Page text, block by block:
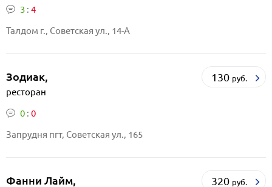
3 : 4
Талдом г., Советская ул., 14-А
130 руб.
Зодиак,
ресторан
0 : 0
Запрудня пгт, Советская ул., 165
320 руб.
Фанни Лайм,